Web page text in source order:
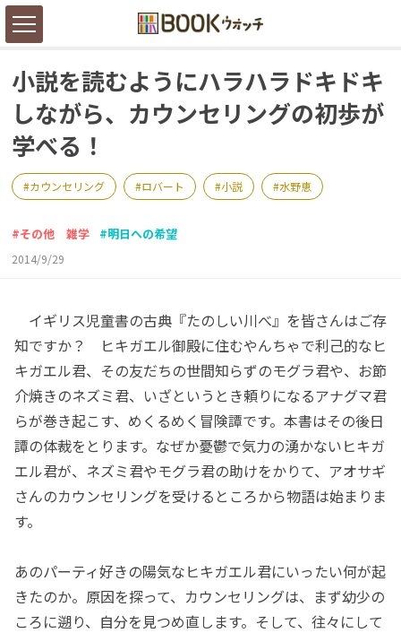
小説を読むようにハラハラドキドキ
しながら、カウンセリングの初歩が
学べる！
カウンセリング ロバート 小説 水野恵
その他 雑学 明日への希望
2014/9/29
イギリス児童書の古典『たのしい川べ』を皆さんはご存
知ですか？ ヒキガエル御殿に住むやんちゃで利己的なヒ
キガエル君、その友だちの世間知らずのモグラ君や、お節
介焼きのネズミ君、いざというとき頼りになるアナグマ君
らが巻き起こす、めくるめく冒険譚です。本書はその後日
譚の体裁をとります。なぜか憂鬱で気力の湧かないヒキガ
エル君が、ネズミ君やモグラ君の助けをかりて、アオサギ
さんのカウンセリングを受けるところから物語は始まりま
す。
あのパーティ好きの陽気なヒキガエル君にいったい何が起
きたのか。原因を探って、カウンセリングは、まず幼少の
ころに遡り、自分を見つめ直します。そして、往々にして